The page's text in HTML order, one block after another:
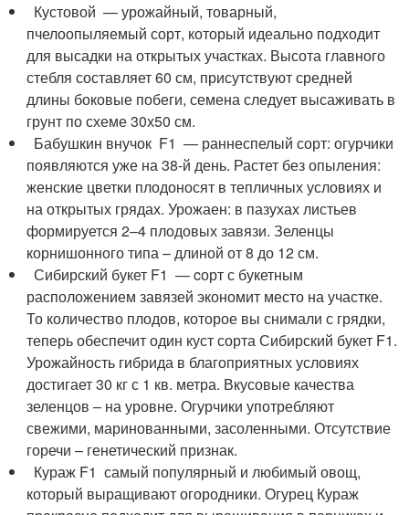
Кустовой — урожайный, товарный,
пчелоопыляемый сорт, который идеально подходит
для высадки на открытых участках. Высота главного
стебля составляет 60 см, присутствуют средней
длины боковые побеги, семена следует высаживать в
грунт по схеме 30х50 см.
Бабушкин внучок F1 — раннеспелый сорт: огурчики
появляются уже на 38-й день. Растет без опыления:
женские цветки плодоносят в тепличных условиях и
на открытых грядах. Урожаен: в пазухах листьев
формируется 2–4 плодовых завязи. Зеленцы
корнишонного типа – длиной от 8 до 12 см.
Сибирский букет F1 — cорт с букетным
расположением завязей экономит место на участке.
То количество плодов, которое вы снимали с грядки,
теперь обеспечит один куст сорта Сибирский букет F1.
Урожайность гибрида в благоприятных условиях
достигает 30 кг с 1 кв. метра. Вкусовые качества
зеленцов – на уровне. Огурчики употребляют
свежими, маринованными, засоленными. Отсутствие
горечи – генетический признак.
Кураж F1 самый популярный и любимый овощ,
который выращивают огородники. Огурец Кураж